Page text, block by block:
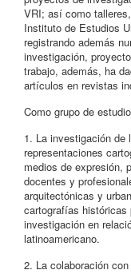
VRI; así como
Instituto de Estudios
registrando además
investigación,
trabajo, además, ha
artículos en revistas
Como grupo de
1. La investigación de
representaciones
medios de expresión,
docentes y
arquitectónicas y
cartografías
investigación en
latinoamericano.
2. La colaboración